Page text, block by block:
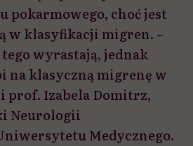
pokarmowego, choć jest
w klasyfikacji migren. –
wyrastają, jednak
na klasyczną migrenę w
prof. Izabela Domitrz,
Neurologii
Medycznego.